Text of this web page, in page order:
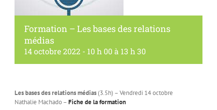
Formation – Les bases des relations
médias
14 octobre 2022 - 10 h 00à 13 h 30
Les bases des relations médias(3.5h) – Vendredi 14 octobre
Nathalie Machado – Fiche de la formation